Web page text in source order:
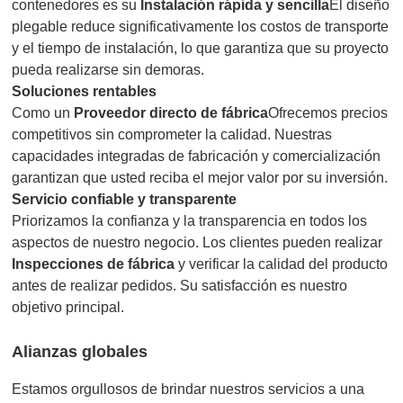
contenedores es su Instalación rápida y sencillaEl diseño
plegable reduce significativamente los costos de transporte
y el tiempo de instalación, lo que garantiza que su proyecto
pueda realizarse sin demoras.
Soluciones rentables
Como un Proveedor directo de fábricaOfrecemos precios
competitivos sin comprometer la calidad. Nuestras
capacidades integradas de fabricación y comercialización
garantizan que usted reciba el mejor valor por su inversión.
Servicio confiable y transparente
Priorizamos la confianza y la transparencia en todos los
aspectos de nuestro negocio. Los clientes pueden realizar
Inspecciones de fábrica y verificar la calidad del producto
antes de realizar pedidos. Su satisfacción es nuestro
objetivo principal.
Alianzas globales
Estamos orgullosos de brindar nuestros servicios a una